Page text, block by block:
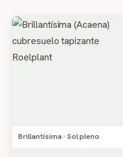
Brillantísima · Sol pleno